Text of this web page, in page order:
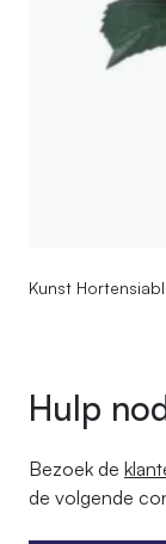
Kunst
Hulp
Bezoek de
de volgende